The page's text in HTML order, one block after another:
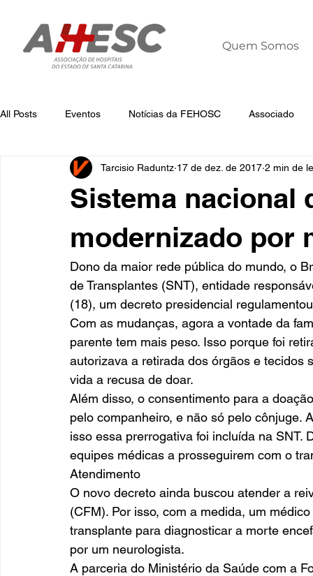
Quem Somos
All Posts Eventos Notícias da FEHOSC Associado
Notícias da AHESC Liderança Dia
Sistema nacional
modernizado por
Tarcisio Raduntz 17 de dez. de 2017 2 min de
Dono da maior rede pública do mundo, o
de Transplantes (SNT), entidade
(18), um decreto presidencial
Com as mudanças, agora a vontade da
parente tem mais peso. Isso porque foi
autorizava a retirada dos órgãos e
vida a recusa de doar.
Além disso, o consentimento para a
pelo companheiro, e não só pelo cônjuge.
isso essa prerrogativa foi incluída na
equipes médicas a prosseguirem com o
Atendimento
O novo decreto ainda buscou atender a
(CFM). Por isso, com a medida, um
transplante para diagnosticar a morte
por um neurologista.
A parceria do Ministério da Saúde com a